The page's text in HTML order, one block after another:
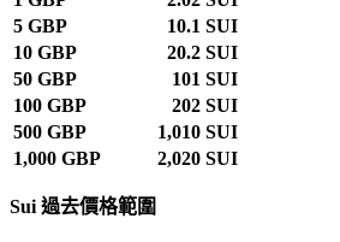
5 GBP
10.1 SUI
10 GBP
20.2 SUI
50 GBP
101 SUI
100 GBP
202 SUI
500 GBP
1,010 SUI
1,000 GBP
2,020 SUI
Sui 過去價格範圍